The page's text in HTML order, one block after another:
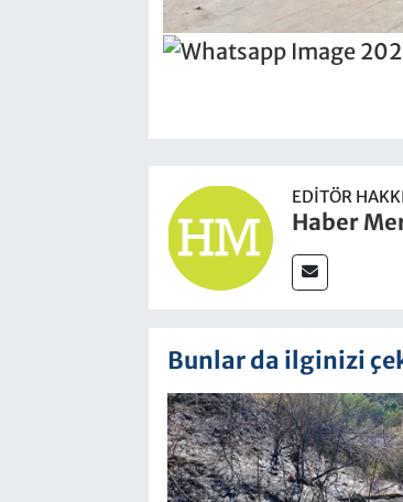
EDITÖR
Haber
Bunlar da ilginizi